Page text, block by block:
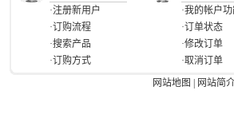
·注册新用户
·订购流程
·搜索产品
·订购方式
·我的帐户
·订单状态
·修改订单
·取消订单
网站地图
网站简